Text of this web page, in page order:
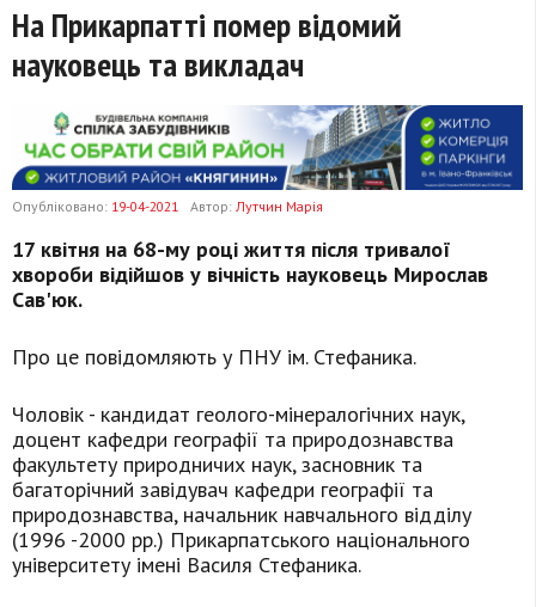
На Прикарпатті помер відомий
науковець та викладач
Опубліковано: 19-04-2021 Автор: Лутчин Марія
17 квітня на 68-му році життя після тривалої
хвороби відійшов у вічність науковець Мирослав
Сав'юк.
Про це повідомляють у ПНУ ім. Стефаника.
Чоловік - кандидат геолого-мінералогічних наук,
доцент кафедри географії та природознавства
факультету природничих наук, засновник та
багаторічний завідувач кафедри географії та
природознавства, начальник навчального відділу
(1996 -2000 рр.) Прикарпатського національного
університету імені Василя Стефаника.